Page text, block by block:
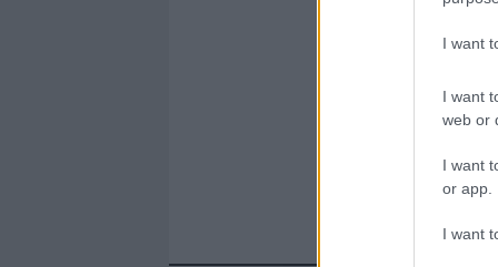
I want
I want
web or
I want
or app.
I want